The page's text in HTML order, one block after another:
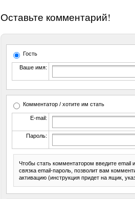
Оставьте комментарий!
Гость
Ваше имя:
Комментатор / хотите им стать
E-mail:
Пароль:
Чтобы стать комментатором введите
связка email-пароль, позволит вам
активацию (инструкция придет на ящик,